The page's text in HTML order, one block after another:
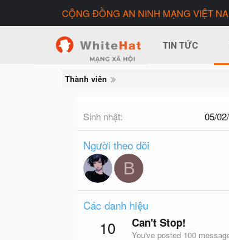
CỘNG ĐỒNG AN NINH MẠNG VIỆT
TIN TỨC
Thành viên
Sinh nhật 05/
Người theo dõi
B
Các danh hiệu
10 Can't Stop!
You've posted 100